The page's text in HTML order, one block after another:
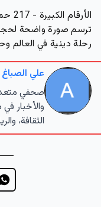
ترسم صورة واضحة لحجم
رحلة دينية في العالم
علي الصباغ
صحفي
والأخبار
الثقافة،